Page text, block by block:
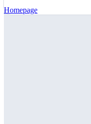
Homepage